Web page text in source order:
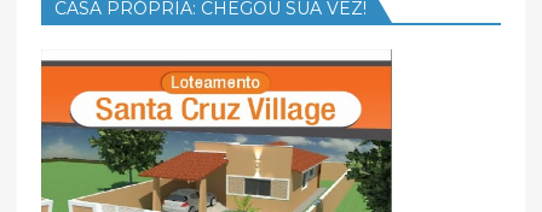
CASA PRÓPRIA: CHEGOU SUA VEZ!